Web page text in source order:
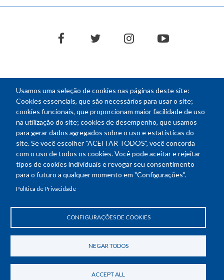
Usamos uma seleção de cookies nas páginas deste site:
Cookies essenciais, que são necessários para usar o site;
cookies funcionais, que proporcionam maior facilidade de uso
na utilização do site; cookies de desempenho, que usamos
para gerar dados agregados sobre o uso e estatísticas do
site. Se você escolher "ACEITAR TODOS", você concorda
com o uso de todos os cookies. Você pode aceitar e rejeitar
tipos de cookies individuais e revogar seu consentimento
para o futuro a qualquer momento em "Configurações".
Política de Privacidade
CONFIGURAÇÕES DE COOKIES
NEGAR TODOS
ACCEPT ALL
facebooktwitter instagramyoutube
NEWSLETTER
Endereço: SEPN 508, Bloco A
70740-541 - Brasília-DF
Horário de funcionamento: das 8h30 às 18h30
Política de Privacidade
Revogar consentimento de cookies